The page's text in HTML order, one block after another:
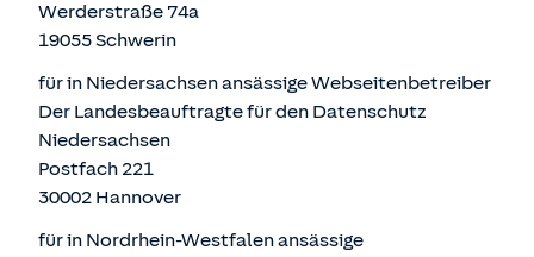
Werderstraße 74a
19055 Schwerin
für in Niedersachsen ansässige Webseitenbetreiber
Der Landesbeauftragte für den Datenschutz
Niedersachsen
Postfach 221
30002 Hannover
für in Nordrhein-Westfalen ansässige